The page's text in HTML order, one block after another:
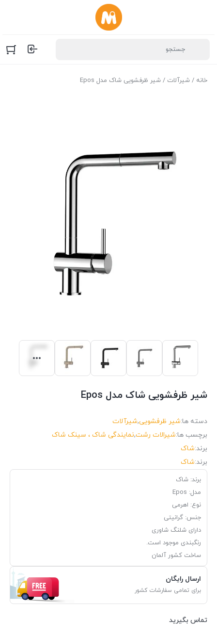
خانه / شیرآلات / شیر ظرفشویی شاک مدل Epos
شیر ظرفشویی شاک مدل Epos
دسته ها:شیر ظرفشویی,شیرآلات
برچسب ها:شیرالات رشت,نمایندگی شاک ، سینک شاک
برند:شاک
برند:شاک
برند: شاک
مدل: Epos
نوع: اهرمی
جنس: گرانیتی
دارای شلنگ شاوری
رنگبندی موجود است.
ساخت کشور آلمان
ارسال رایگان
برای تمامی سفارشات کشور
تماس بگیرید